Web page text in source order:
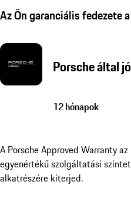
Az Ön garanciális fedezete
Porsche által
12 hónapok
A Porsche Approved Warranty
egyenértékű szolgáltatási
alkatrészére kiterjed.